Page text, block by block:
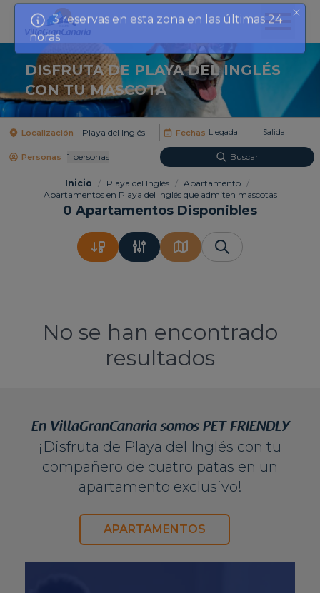
DISFRUTA DE PLAYA DEL INGLÉS
CON TU MASCOTA
Localización Fechas
Personas 1 Personas Buscar
Inicio / Playa del Inglés / Apartamento /
Apartamentos en Playa del Inglés que admiten mascotas
0 Apartamentos Disponibles
No se han encontrado
resultados
horas
En VillaGranCanaria somos PET-FRIENDLY
¡Disfruta de Playa del Inglés con tu
compañero de cuatro patas en un
apartamento exclusivo!
APARTAMENTOS